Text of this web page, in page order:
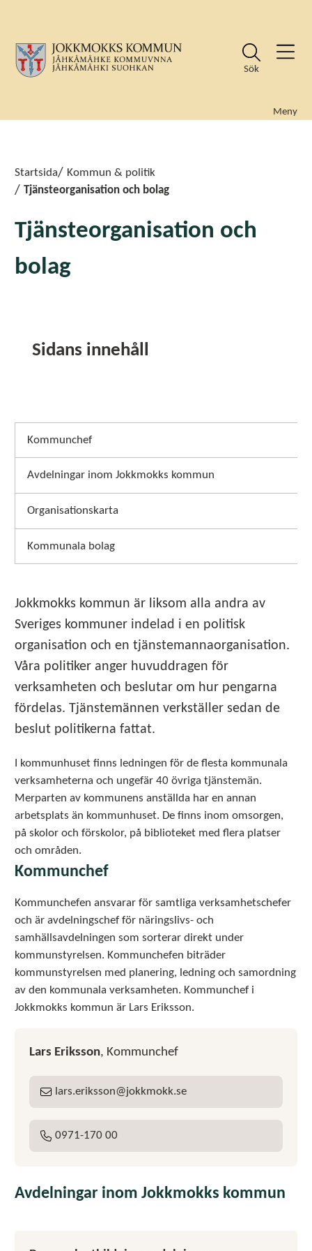
Sök
Meny
Startsida
Kommun & politik
Tjänsteorganisation och bolag
Tjänsteorganisation och
bolag
Sidans innehåll
Kommunchef
Avdelningar inom Jokkmokks kommun
Organisationskarta
Kommunala bolag
Jokkmokks kommun är liksom alla andra av
Sveriges kommuner indelad i en politisk
organisation och en tjänstemannaorganisation.
Våra politiker anger huvuddragen för
verksamheten och beslutar om hur pengarna
fördelas. Tjänstemännen verkställer sedan de
beslut politikerna fattat.
I kommunhuset finns ledningen för de flesta kommunala
verksamheterna och ungefär 40 övriga tjänstemän.
Merparten av kommunens anställda har en annan
arbetsplats än kommunhuset. De finns inom omsorgen,
på skolor och förskolor, på biblioteket med flera platser
och områden.
Kommunchef
Kommunchefen ansvarar för samtliga verksamhetschefer
och är avdelningschef för näringslivs- och
samhällsavdelningen som sorterar direkt under
kommunstyrelsen. Kommunchefen biträder
kommunstyrelsen med planering, ledning och samordning
av den kommunala verksamheten. Kommunchef i
Jokkmokks kommun är Lars Eriksson.
Lars Eriksson, Kommunchef
lars eriksson jokkmokk se
0971-170 00
Avdelningar inom Jokkmokks kommun